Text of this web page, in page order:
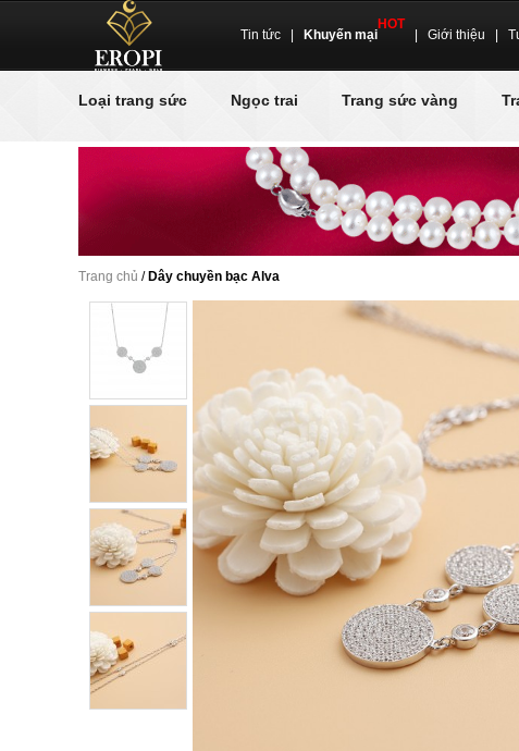
Tin tức Khuyến mại
HOT
Giới thiệu
Loại trang sức Ngọc trai Trang sức vàng
Trang chủ / Dây chuyền bạc Alva